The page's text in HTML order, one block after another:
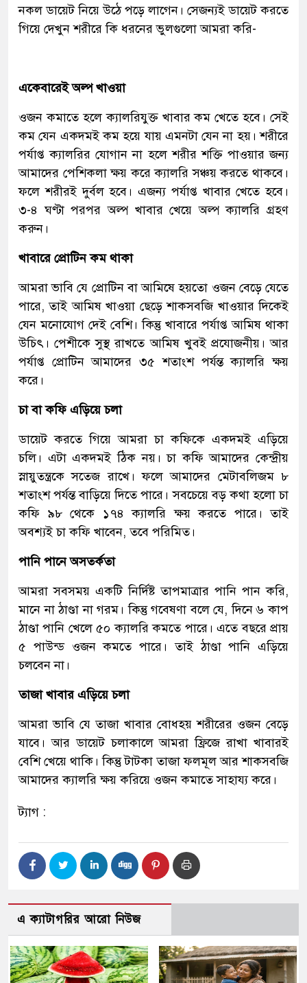
নকল ডায়েট নিয়ে উঠে পড়ে লাগেন। সেজন্যই ডায়েট করতে
গিয়ে দেখুন শরীরে কি ধরনের ভুলগুলো আমরা করি-
একেবারেই অল্প খাওয়া
ওজন কমাতে হলে ক্যালরিযুক্ত খাবার কম খেতে হবে। সেই
কম যেন একদমই কম হয়ে যায় এমনটা যেন না হয়। শরীরে
পর্যাপ্ত ক্যালরির যোগান না হলে শরীর শক্তি পাওয়ার জন্য
আমাদের পেশিকলা ক্ষয় করে ক্যালরি সঞ্চয় করতে থাকবে।
ফলে শরীরই দুর্বল হবে। এজন্য পর্যাপ্ত খাবার খেতে হবে।
৩-৪ ঘণ্টা পরপর অল্প খাবার খেয়ে অল্প ক্যালরি গ্রহণ
করুন।
খাবারে প্রোটিন কম থাকা
আমরা ভাবি যে প্রোটিন বা আমিষে হয়তো ওজন বেড়ে যেতে
পারে, তাই আমিষ খাওয়া ছেড়ে শাকসবজি খাওয়ার দিকেই
যেন মনোযোগ দেই বেশি। কিন্তু খাবারে পর্যাপ্ত আমিষ থাকা
উচিৎ। পেশীকে সুস্থ রাখতে আমিষ খুবই প্রযোজনীয়। আর
পর্যাপ্ত প্রোটিন আমাদের ৩৫ শতাংশ পর্যন্ত ক্যালরি ক্ষয়
করে।
চা বা কফি এড়িয়ে চলা
ডায়েট করতে গিয়ে আমরা চা কফিকে একদমই এড়িয়ে
চলি। এটা একদমই ঠিক নয়। চা কফি আমাদের কেন্দ্রীয়
স্নায়ুতন্ত্রকে সতেজ রাখে। ফলে আমাদের মেটাবলিজম ৮
শতাংশ পর্যন্ত বাড়িয়ে দিতে পারে। সবচেয়ে বড় কথা হলো চা
কফি ৯৮ থেকে ১৭৪ ক্যালরি ক্ষয় করতে পারে। তাই
অবশ্যই চা কফি খাবেন, তবে পরিমিত।
পানি পানে অসতর্কতা
আমরা সবসময় একটি নির্দিষ্ট তাপমাত্রার পানি পান করি,
মানে না ঠাণ্ডা না গরম। কিন্তু গবেষণা বলে যে, দিনে ৬ কাপ
ঠাণ্ডা পানি খেলে ৫০ ক্যালরি কমতে পারে। এতে বছরে প্রায়
৫ পাউন্ড ওজন কমতে পারে। তাই ঠাণ্ডা পানি এড়িয়ে
চলবেন না।
তাজা খাবার এড়িয়ে চলা
আমরা ভাবি যে তাজা খাবার বোধহয় শরীরের ওজন বেড়ে
যাবে। আর ডায়েট চলাকালে আমরা ফ্রিজে রাখা খাবারই
বেশি খেয়ে থাকি। কিন্তু টাটকা তাজা ফলমূল আর শাকসবজি
আমাদের ক্যালরি ক্ষয় করিয়ে ওজন কমাতে সাহায্য করে।
ট্যাগ :
এ ক্যাটাগরির আরো নিউজ